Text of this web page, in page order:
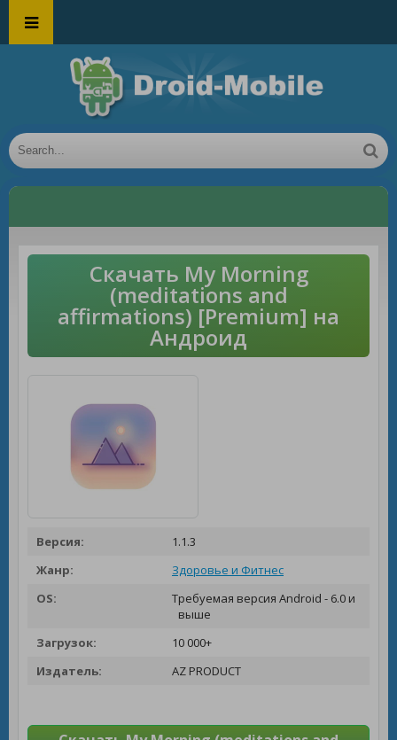
Скачать My Morning
(meditations and
affirmations) [Premium] на
Андроид
Версия:
1.1.3
Жанр:
Здоровье и Фитнес
OS:
Требуемая версия Android - 6.0 и
выше
Загрузок:
10 000+
Издатель:
AZ PRODUCT